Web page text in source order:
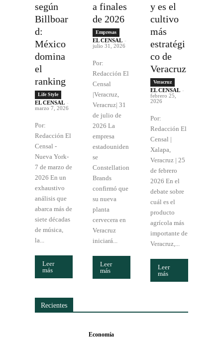
según
Billboar
d:
México
domina
el
ranking
Life Style
EL CENSAL -
marzo 7, 2026
Por:
Redacción El
Censal -
Nueva York-
7 de marzo de
2026 En un
exhaustivo
análisis que
abarca más de
siete décadas
de música,
la...
Leer
más
a finales
de 2026
Empresas
EL CENSAL -
julio 31, 2026
Por:
Redacción El
Censal
|Veracruz,
Veracruz| 31
de julio de
2026 La
empresa
estadouniden
se
Constellation
Brands
confirmó que
su nueva
planta
cervecera en
Veracruz
iniciará...
Leer
más
y es el
cultivo
más
estratégi
co de
Veracruz
Veracruz
EL CENSAL -
febrero 25,
2026
Por:
Redacción El
Censal |
Xalapa,
Veracruz | 25
de febrero
2026 En el
debate sobre
cuál es el
producto
agrícola más
importante de
Veracruz,...
Leer
más
Recientes
Economía